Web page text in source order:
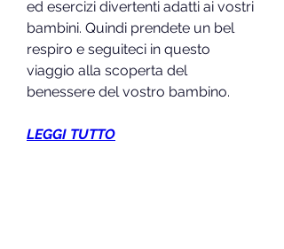
ed esercizi divertenti adatti ai vostri
bambini. Quindi prendete un bel
respiro e seguiteci in questo
viaggio alla scoperta del
benessere del vostro bambino.
LEGGI TUTTO